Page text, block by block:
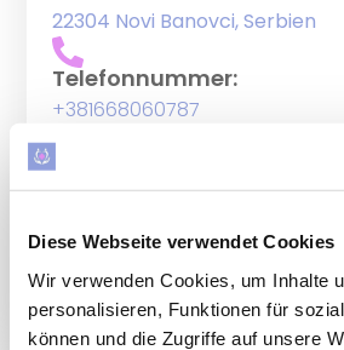
Diese Webseite verwendet Cookies
Wir verwenden Cookies, um Inhalte
personalisieren, Funktionen für
können und die Zugriffe auf unsere
22304 Novi Banovci, Serbien
Telefonnummer:
+381668060787
Info:
info@medtim.de
Arbeitszeiten:
Arbeitszeiten und Empfang
täglich von 00-24h